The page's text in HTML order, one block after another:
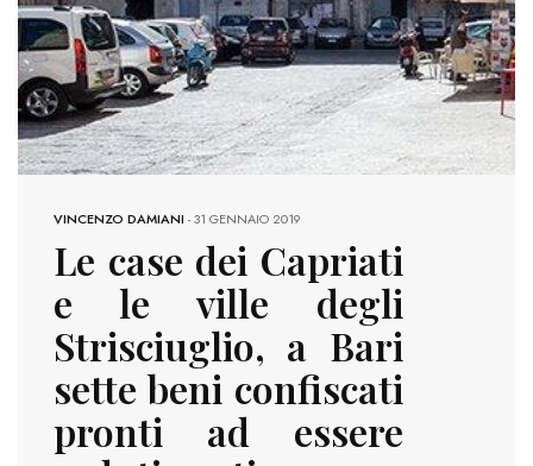
VINCENZO DAMIANI -31 GENNAIO 2019
Le case dei Capriati
e le ville degli
Strisciuglio, a Bari
sette beni confiscati
pronti ad essere